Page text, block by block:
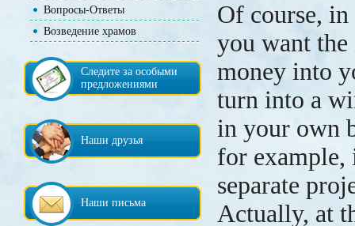
Вопросы-Ответы
Возведение храмов
Следите за особыми
предложениями
Наши друзья
Наши письма
Of course,
you want
money into
turn into a
in your own
for example,
separate
Actually, at